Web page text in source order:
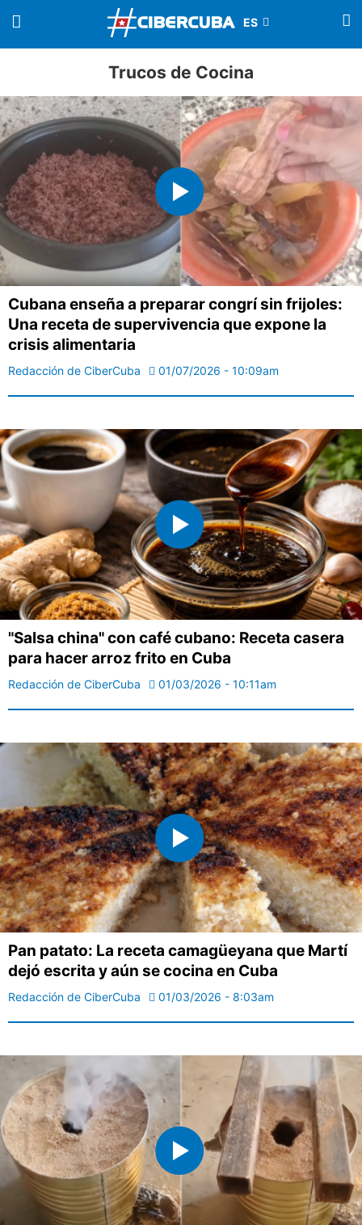
Trucos de Cocina
Cubana enseña a preparar congrí sin frijoles:
Una receta de supervivencia que expone la
crisis alimentaria
Redacción de CiberCuba 01/07/2026 - 10:09am
"Salsa china" con café cubano: Receta casera
para hacer arroz frito en Cuba
Redacción de CiberCuba 01/03/2026 - 10:11am
Pan patato: La receta camagüeyana que Martí
dejó escrita y aún se cocina en Cuba
Redacción de CiberCuba 01/03/2026 - 8:03am